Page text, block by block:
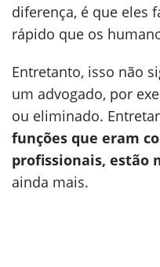
diferença, é que eles
rápido que os
Entretanto, isso não
um advogado, por
ou eliminado.
funções que eram
profissionais, estão
ainda mais.